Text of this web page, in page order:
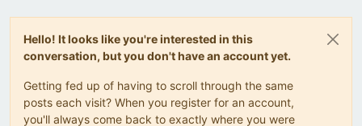
Hello! It looks like you're interested in this
conversation, but you don't have an account yet.
Getting fed up of having to scroll through the same
posts each visit? When you register for an account,
you'll always come back to exactly where you were